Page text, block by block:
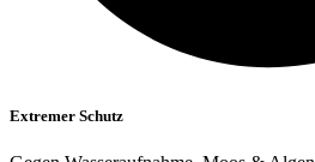
Extremer Schutz